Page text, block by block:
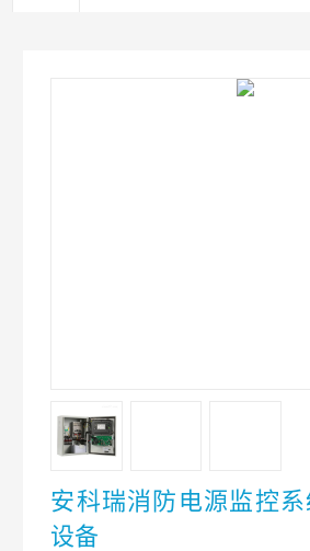
安科瑞消防电源监控
设备